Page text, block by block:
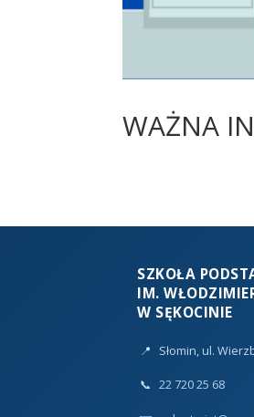
WAŻNA
SZKOŁA
IM.
W SĘKOCINIE
📍 Słomin, ul.
📞 22 720 25 68